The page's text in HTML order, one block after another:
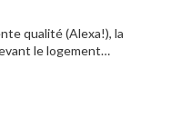
qualité (Alexa!), la
le logement…